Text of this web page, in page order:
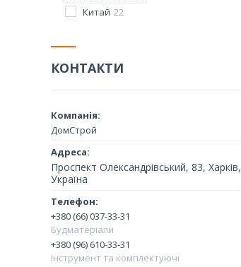
Китай 22
КОНТАКТИ
ДомСтрой
Проспект Олександрівський, 83, Харків,
Україна
+380 (66) 037-33-31
Будматеріали
+380 (96) 610-33-31
Інструмент та комплектуючі